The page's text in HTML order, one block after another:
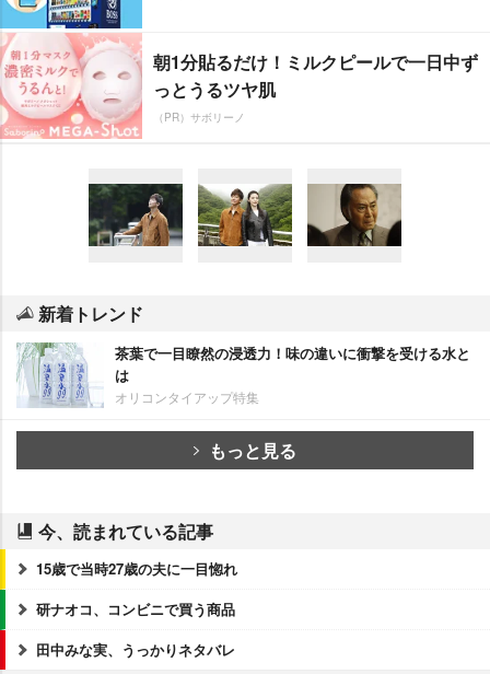
朝1分貼るだけ！ミルクピールで一日中ず
っとうるツヤ肌
（PR）サボリーノ
新着トレンド
茶葉で一目瞭然の浸透力！味の違いに衝撃を受ける水と
は
オリコンタイアップ特集
もっと見る
今、読まれている記事
15歳で当時27歳の夫に一目惚れ
研ナオコ、コンビニで買う商品
田中みな実、うっかりネタバレ